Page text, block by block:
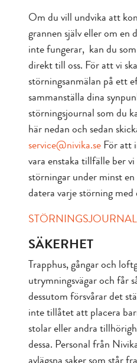
Om du vill undvika att
grannen själv eller om en
inte fungerar, kan du
direkt till oss. För att vi
störningsanmälan på ett
sammanställa dina
störningsjournal som du
här nedan och sedan
service@nivika.seFör att
vara enstaka tillfälle ber
störningar under minst
datera varje störning
SÄKERHET
Trapphus, gångar och
utrymningsvägar och får
dessutom försvårar det
inte tillåtet att placera
stolar eller andra
dessa. Personal från